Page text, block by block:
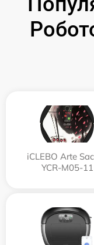
iCLEBO Arte
YCR-M05-11